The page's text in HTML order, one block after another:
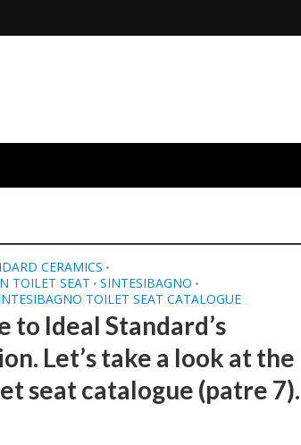
CERAMICS •
TOILET SEAT • SINTESIBAGNO •
TOILET SEAT CATALOGUE
Ideal Standard’s
Let’s take a look at the
seat catalogue (patre 7).